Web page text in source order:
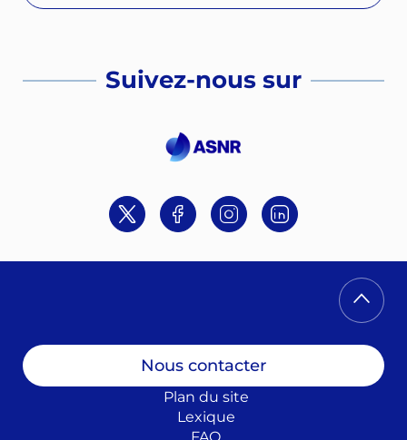
Suivez-nous sur
TwitterFacebookInstagramLinkedin
Nous contacter
Plan du site
Lexique
FAQ